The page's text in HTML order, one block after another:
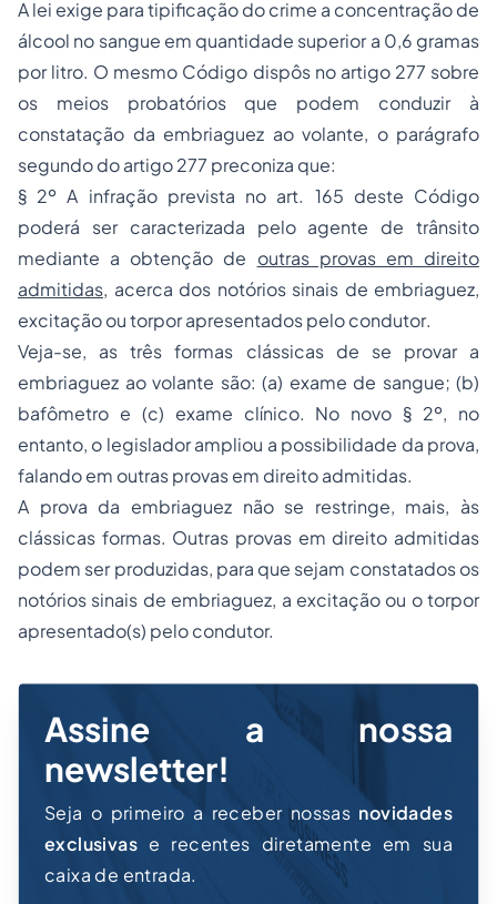
A lei exige para tipificação do crime a concentração de
álcool no sangue em quantidade superior a 0,6 gramas
por litro. O mesmo Código dispôs no artigo 277 sobre
os meios probatórios que podem conduzir à
constatação da embriaguez ao volante, o parágrafo
segundo do artigo 277 preconiza que:
§ 2ºA infração prevista no art. 165 deste Código
poderá ser caracterizada pelo agente de trânsito
mediante a obtenção de outras provas em direito
admitidas, acerca dos notórios sinais de embriaguez,
excitação ou torpor apresentados pelo condutor.
Veja-se, as três formas clássicas de se provar a
embriaguez ao volante são: (a) exame de sangue; (b)
bafômetro e (c) exame clínico. No novo § 2º, no
entanto, o legislador ampliou a possibilidade da prova,
falando em outras provas em direito admitidas.
A prova da embriaguez não se restringe, mais, às
clássicas formas. Outras provas em direito admitidas
podem ser produzidas, para que sejam constatados os
notórios sinais de embriaguez, a excitação ou o torpor
apresentado(s) pelo condutor.
Assine a nossa
newsletter!
Seja o primeiro a receber nossas novidades
exclusivas e recentes diretamente em sua
caixa de entrada.